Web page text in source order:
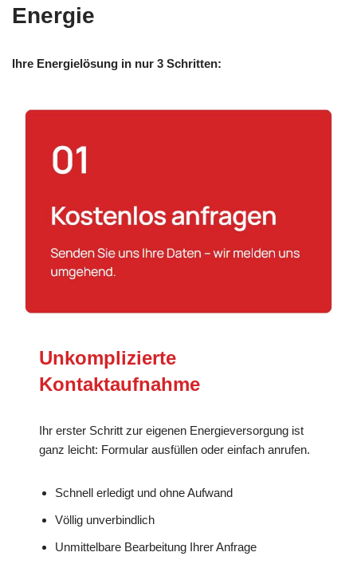
Energie
Ihre Energielösung in nur 3 Schritten:
Unkomplizierte
Kontaktaufnahme
Ihr erster Schritt zur eigenen Energieversorgung ist
ganz leicht: Formular ausfüllen oder einfach anrufen.
Schnell erledigt und ohne Aufwand
Völlig unverbindlich
Unmittelbare Bearbeitung Ihrer Anfrage